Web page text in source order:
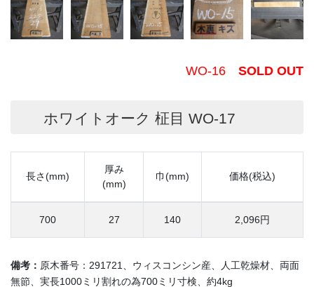
WO-16 SOLD OUT
ホワイトオーク 柾目 WO-17
長さ(mm)
厚み
(mm)
巾(mm) 価格(税込)
700 27 140 2,096円
備考： 原木番号：291721、ウィスコンシン産、人工乾燥材、両面
無節、実長1000ミリ割れの為700ミリ寸検、約4kg